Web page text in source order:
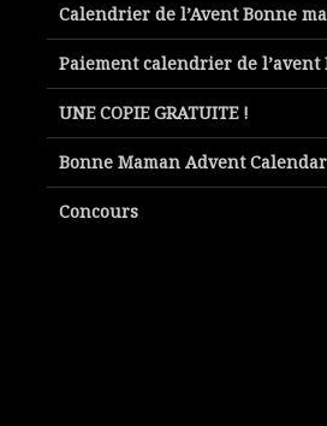
Calendrier de l’Avent Bonne
Paiement calendrier de l’avent
UNE COPIE GRATUITE !
Bonne Maman Advent
Concours